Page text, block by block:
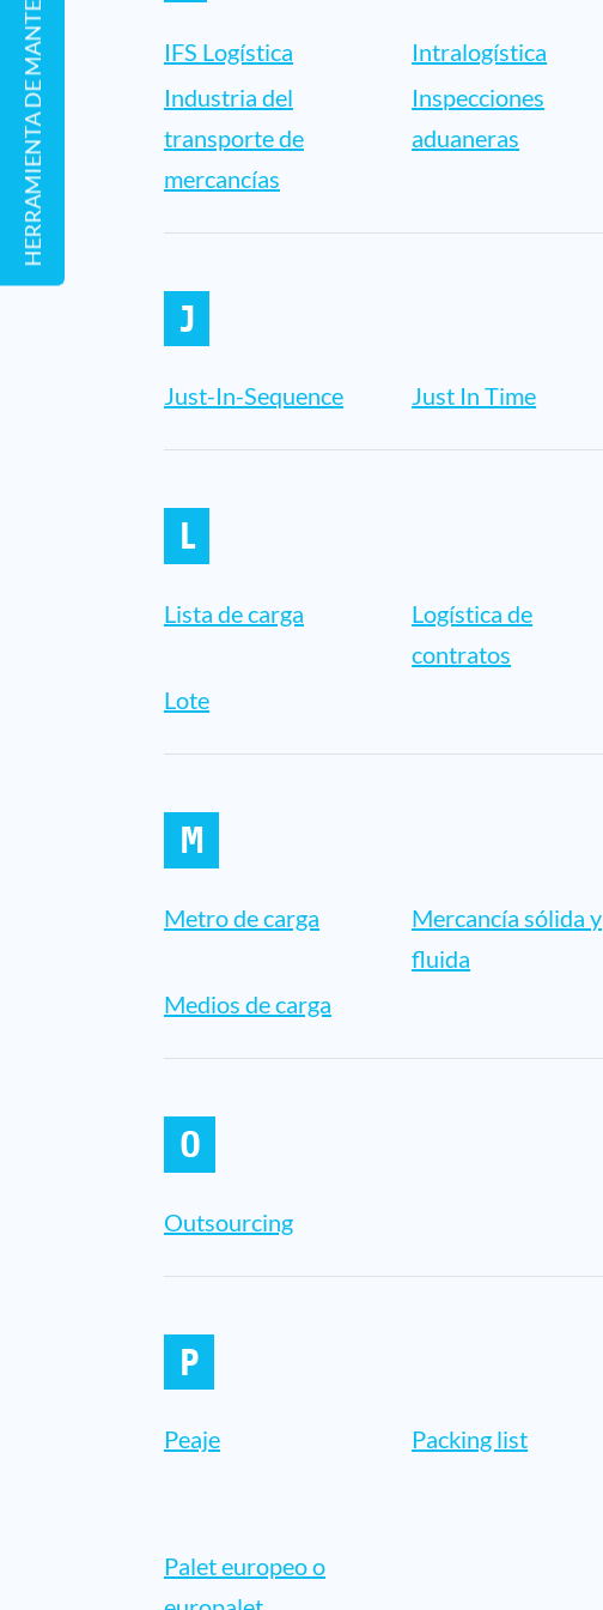
IFS Logística Intralogística
Industria del
transporte de
mercancías
Inspecciones
aduaneras
J
Just-In-Sequence Just In Time
L
Lista de carga
Logística de
contratos
Lote
M
Metro de carga
Mercancía sólida y
fluida
Medios de carga
O
Outsourcing
P
Peaje Packing list
Palet europeo o